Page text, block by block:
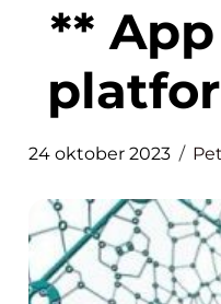
**
24 oktober 2023